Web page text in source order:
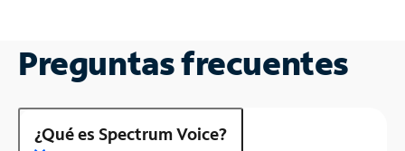
Preguntas frecuentes
¿Qué es Spectrum Voice?